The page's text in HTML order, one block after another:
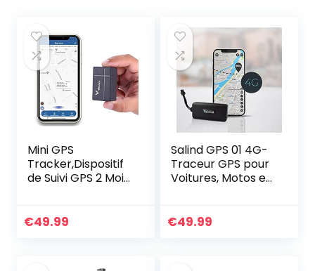
Mini GPS
Tracker,Dispositif
de Suivi GPS 2 Mois
GPS en Temps
€49.99
Salind GPS 01 4G-
Traceur GPS pour
Voitures, Motos et
Application pour
€49.99